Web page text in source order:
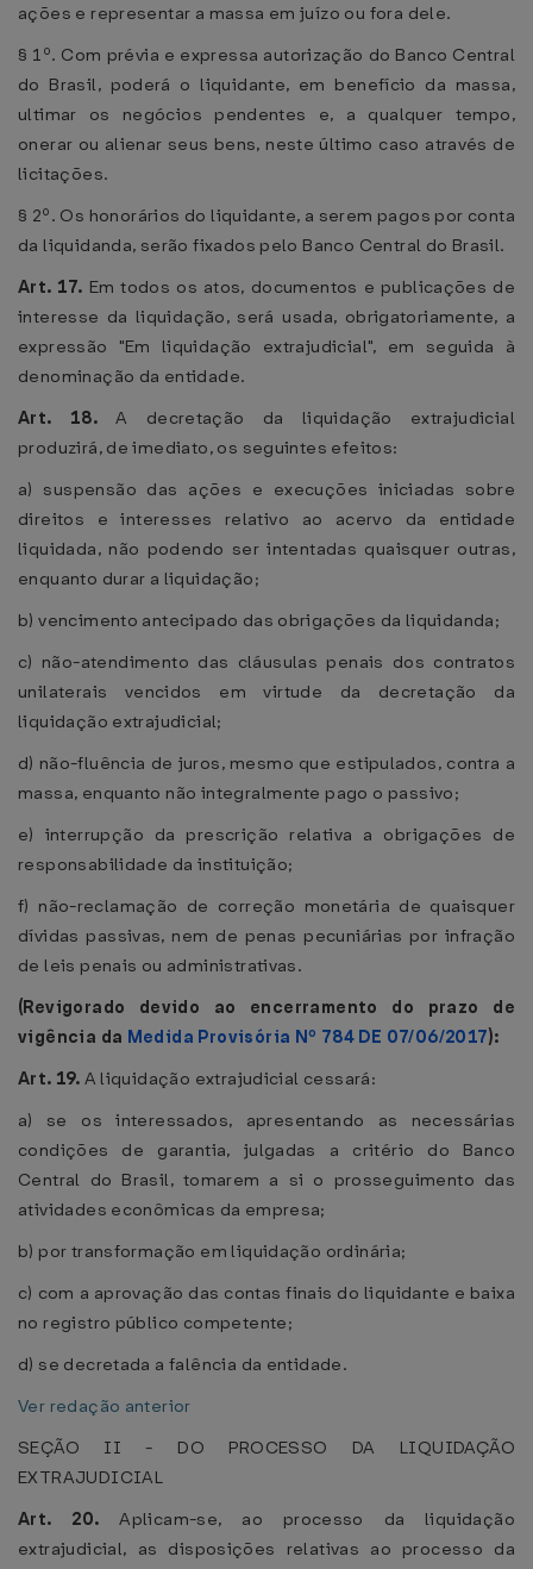
ações e representar a massa em juízo ou fora dele.
§ 1º. Com prévia e expressa autorização do Banco Central
do Brasil, poderá o liquidante, em benefício da massa,
ultimar os negócios pendentes e, a qualquer tempo,
onerar ou alienar seus bens, neste último caso através de
licitações.
§ 2º. Os honorários do liquidante, a serem pagos por conta
da liquidanda, serão fixados pelo Banco Central do Brasil.
Art. 17. Em todos os atos, documentos e publicações de
interesse da liquidação, será usada, obrigatoriamente, a
expressão "Em liquidação extrajudicial", em seguida à
denominação da entidade.
Art. 18.A decretação da liquidação extrajudicial
produzirá, de imediato, os seguintes efeitos:
a) suspensão das ações e execuções iniciadas sobre
direitos e interesses relativo ao acervo da entidade
liquidada, não podendo ser intentadas quaisquer outras,
enquanto durar a liquidação;
b) vencimento antecipado das obrigações da liquidanda;
c) não-atendimento das cláusulas penais dos contratos
unilaterais vencidos em virtude da decretação da
liquidação extrajudicial;
d) não-fluência de juros, mesmo que estipulados, contra a
massa, enquanto não integralmente pago o passivo;
e) interrupção da prescrição relativa a obrigações de
responsabilidade da instituição;
f) não-reclamação de correção monetária de quaisquer
dívidas passivas, nem de penas pecuniárias por infração
de leis penais ou administrativas.
(Revigorado devido ao encerramento do prazo de
vigência da Medida Provisória Nº 784 DE 07/06/2017):
Art. 19. A liquidação extrajudicial cessará:
a) se os interessados, apresentando as necessárias
condições de garantia, julgadas a critério do Banco
Central do Brasil, tomarem a si o prosseguimento das
atividades econômicas da empresa;
b) por transformação em liquidação ordinária;
c) com a aprovação das contas finais do liquidante e baixa
no registro público competente;
d) se decretada a falência da entidade.
Ver redação anterior
SEÇÃO II - DO PROCESSO DA LIQUIDAÇÃO
EXTRAJUDICIAL
Art. 20.Aplicam-se, ao processo da liquidação
extrajudicial, as disposições relativas ao processo da